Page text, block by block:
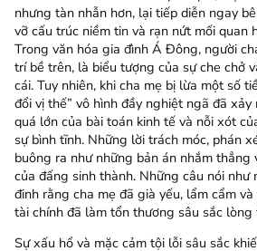
nhưng tàn nhẫn hơn, lại tiếp diễn ngay
vỡ cấu trúc niềm tin và rạn nứt mối quan
Trong văn hóa gia đình Á Đông, người
trí bề trên, là biểu tượng của sự che chở
cái. Tuy nhiên, khi cha mẹ bị lừa một số
đổi vị thế” vô hình đầy nghiệt ngã đã xảy
quá lớn của bài toán kinh tế và nỗi xót
sự bình tĩnh. Những lời trách móc, phán
buông ra như những bản án nhắm thẳng
của đấng sinh thành. Những câu nói như
đinh rằng cha mẹ đã già yếu, lẩm cẩm
tài chính đã làm tổn thương sâu sắc
Sự xấu hổ và mặc cảm tội lỗi sâu sắc